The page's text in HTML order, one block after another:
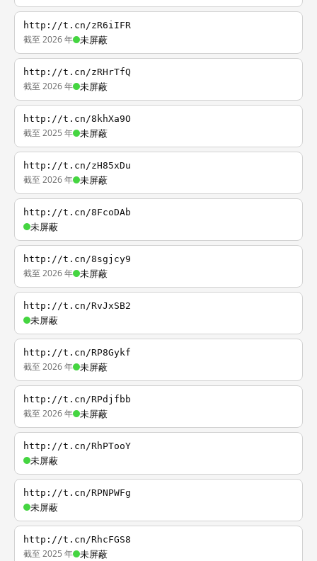
http://t.cn/zR6iIFR
截至 2026 年 未屏蔽
http://t.cn/zRHrTfQ
截至 2026 年 未屏蔽
http://t.cn/8khXa9O
截至 2025 年 未屏蔽
http://t.cn/zH85xDu
截至 2026 年 未屏蔽
http://t.cn/8FcoDAb
未屏蔽
http://t.cn/8sgjcy9
截至 2026 年 未屏蔽
http://t.cn/RvJxSB2
未屏蔽
http://t.cn/RP8Gykf
截至 2026 年 未屏蔽
http://t.cn/RPdjfbb
截至 2026 年 未屏蔽
http://t.cn/RhPTooY
未屏蔽
http://t.cn/RPNPWFg
未屏蔽
http://t.cn/RhcFGS8
截至 2025 年 未屏蔽